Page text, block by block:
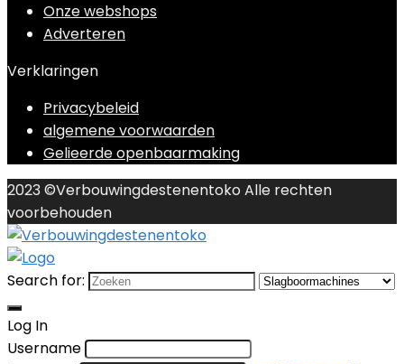
Onze webshops
Adverteren
Verklaringen
Privacybeleid
algemene voorwaarden
Gelieerde openbaarmaking
2023 ©Verbouwingdestenentoko Alle rechten
voorbehouden
Search for:
Log In
Username